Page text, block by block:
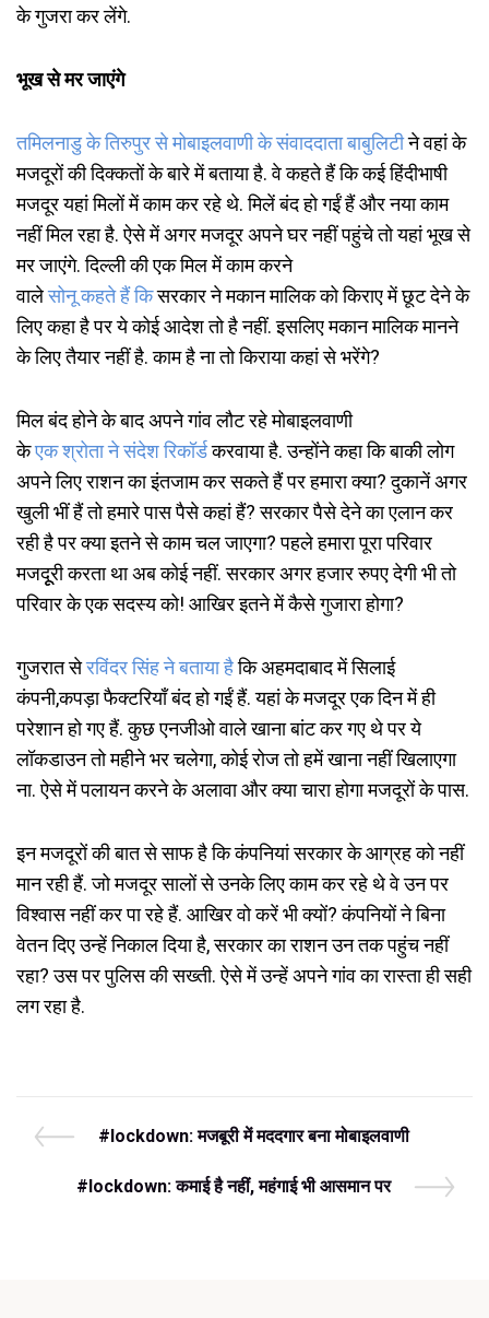
के गुजरा कर लेंगे.
भूखसेमरजाएंगे
तमिलनाडुकेतिरुपुरसेमोबाइलवाणीकेसंवाददाताबाबुलिटीने वहां के
मजदूरों की दिक्कतों के बारे में बताया है. वे कहते हैं कि कई हिंदीभाषी
मजदूर यहां मिलों में काम कर रहे थे. मिलें बंद हो गईं हैं और नया काम
नहीं मिल रहा है. ऐसे में अगर मजदूर अपने घर नहीं पहुंचे तो यहां भूख से
मर जाएंगे. दिल्ली की एक मिल में काम करने
वालेसोनूकहतेहैंकिसरकार ने मकान मालिक को किराए में छूट देने के
लिए कहा है पर ये कोई आदेश तो है नहीं. इसलिए मकान मालिक मानने
के लिए तैयार नहीं है. काम है ना तो किराया कहां से भरेंगे?
मिल बंद होने के बाद अपने गांव लौट रहे मोबाइलवाणी
केएकश्रोतानेसंदेशरिकॉर्डकरवाया है. उन्होंने कहा कि बाकी लोग
अपने लिए राशन का इंतजाम कर सकते हैं पर हमारा क्या? दुकानें अगर
खुली भीं हैं तो हमारे पास पैसे कहां हैं? सरकार पैसे देने का एलान कर
रही है पर क्या इतने से काम चल जाएगा? पहले हमारा पूरा परिवार
मजदूूरी करता था अब कोई नहीं. सरकार अगर हजार रुपए देगी भी तो
परिवार के एक सदस्य को! आखिर इतने में कैसे गुजारा होगा?
गुजरात सेरविंदरसिंहनेबतायाहैकि अहमदाबाद में सिलाई
कंपनी,कपड़ा फैक्टरियाँ बंद हो गईं हैं. यहां के मजदूर एक दिन में ही
परेशान हो गए हैं. कुछ एनजीओ वाले खाना बांट कर गए थे पर ये
लॉकडाउन तो महीने भर चलेगा, कोई रोज तो हमें खाना नहीं खिलाएगा
ना. ऐसे में पलायन करने के अलावा और क्या चारा होगा मजदूरों के पास.
इन मजदूरों की बात से साफ है कि कंपनियां सरकार के आग्रह को नहीं
मान रही हैं. जो मजदूर सालों से उनके लिए काम कर रहे थे वे उन पर
विश्वास नहीं कर पा रहे हैं. आखिर वो करें भी क्यों? कंपनियों ने बिना
वेतन दिए उन्हें निकाल दिया है, सरकार का राशन उन तक पहुंच नहीं
रहा? उस पर पुलिस की सख्ती. ऐसे में उन्हें अपने गांव का रास्ता ही सही
लग रहा है.
Post
navigation
P
e
#lockdown: मजबूरी में मददगार बना मोबाइलवाणी
N
#lockdown: कमाई है नहीं, महंगाई भी आसमान पर